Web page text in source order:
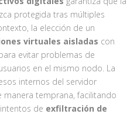
protegida tras múltiples
la elección de un
virtuales aisladas con
evitar problemas de
en el mismo nodo. La
internos del servidor
temprana, facilitando
de exfiltración de